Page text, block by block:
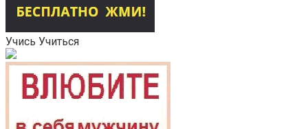
Учись Учиться